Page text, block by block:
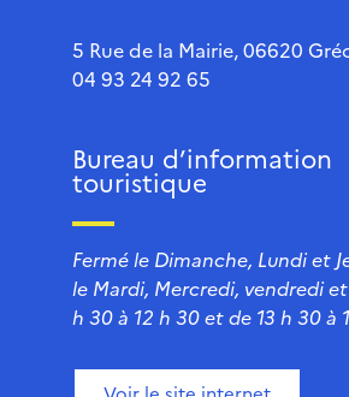
5 Rue de la Mairie, 06620
04 93 24 92 65
Bureau d’information
touristique
Fermé le Dimanche, Lundi et
le Mardi, Mercredi, vendredi
h 30 à 12 h 30 et de 13 h 30 à